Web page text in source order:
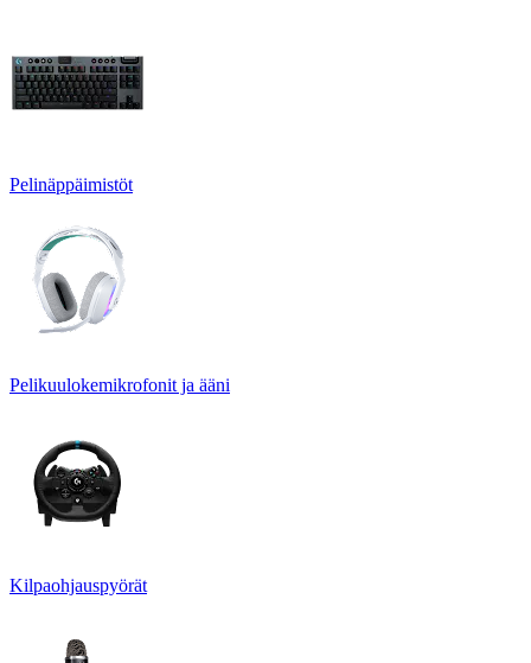
Pelinäppäimistöt
Pelikuulokemikrofonit ja ääni
Kilpaohjauspyörät